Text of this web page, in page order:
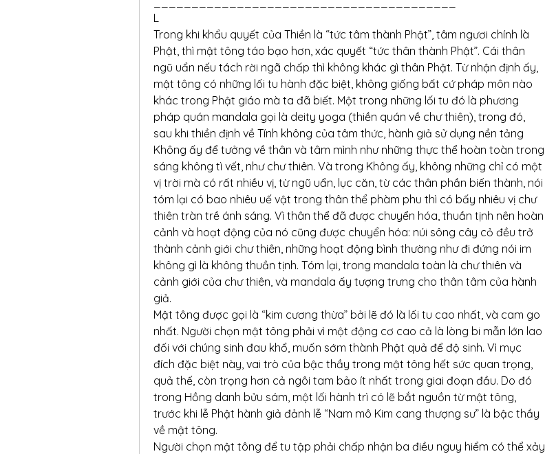
L
Trong khi khẩu quyết của Thiền là “tức tâm thành Phật”, tâm ngươi chính là
Phật, thì mật tông táo bạo hơn, xác quyết “tức thân thành Phật”. Cái thân
ngũ uẩn nếu tách rời ngã chấp thì không khác gì thân Phật. Từ nhận định ấy,
mật tông có những lối tu hành đặc biệt, không giống bất cứ pháp môn nào
khác trong Phật giáo mà ta đã biết. Một trong những lối tu đó là phương
pháp quán mandala gọi là deity yoga (thiền quán về chư thiên), trong đó,
sau khi thiền định về Tính không của tâm thức, hành giả sử dụng nền tảng
Không ấy để tưởng về thân và tâm mình như những thực thể hoàn toàn trong
sáng không tì vết, như chư thiên. Và trong Không ấy, không những chỉ có một
vị trời mà có rất nhiều vị, từ ngũ uẩn, lục căn, từ các thân phần biến thành, nói
tóm lại có bao nhiêu uế vật trong thân thể phàm phu thì có bấy nhiêu vị chư
thiên tràn trề ánh sáng. Vì thân thể đã được chuyển hóa, thuần tịnh nên hoàn
cảnh và hoạt động của nó cũng được chuyển hóa: núi sông cây cỏ đều trở
thành cảnh giới chư thiên, những hoạt động bình thường như đi đứng nói im
không gì là không thuần tịnh. Tóm lại, trong mandala toàn là chư thiên và
cảnh giới của chư thiên, và mandala ấy tượng trưng cho thân tâm của hành
giả.
Mật tông được gọi là “kim cương thừa” bởi lẽ đó là lối tu cao nhất, và cam go
nhất. Người chọn mật tông phải vì một động cơ cao cả là lòng bi mẫn lớn lao
đối với chúng sinh đau khổ, muốn sớm thành Phật quả để độ sinh. Vì mục
đích đặc biệt này, vai trò của bậc thầy trong mật tông hết sức quan trọng,
quả thế, còn trọng hơn cả ngôi tam bảo ít nhất trong giai đoạn đầu. Do đó
trong Hồng danh bửu sám, một lối hành trì có lẽ bắt nguồn từ mật tông,
trước khi lễ Phật hành giả đảnh lễ “Nam mô Kim cang thượng sư” là bậc thầy
về mật tông.
Người chọn mật tông để tu tập phải chấp nhận ba điều nguy hiểm có thể xảy